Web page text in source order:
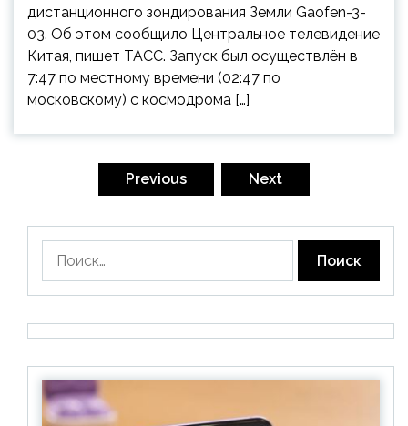
дистанционного зондирования Земли Gaofen-3-
03. Об этом сообщило Центральное телевидение
Китая, пишет ТАСС. Запуск был осуществлён в
7:47 по местному времени (02:47 по
московскому) с космодрома […]
Previous Next